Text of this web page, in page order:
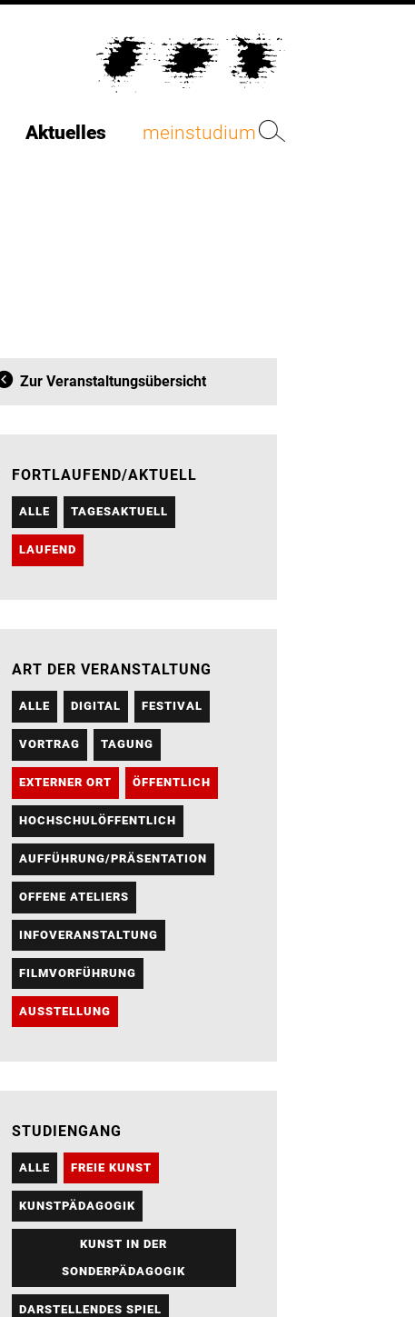
Aktuelles meinstudium
Zur Veranstaltungsübersicht
FORTLAUFEND/AKTUELL
ALLE TAGESAKTUELL
LAUFEND
ART DER VERANSTALTUNG
ALLE DIGITAL FESTIVAL
VORTRAG TAGUNG
EXTERNER ORT ÖFFENTLICH
HOCHSCHULÖFFENTLICH
AUFFÜHRUNG/PRÄSENTATION
OFFENE ATELIERS
INFOVERANSTALTUNG
FILMVORFÜHRUNG
AUSSTELLUNG
STUDIENGANG
ALLE FREIE KUNST
KUNSTPÄDAGOGIK
KUNST IN DER
SONDERPÄDAGOGIK
DARSTELLENDES SPIEL